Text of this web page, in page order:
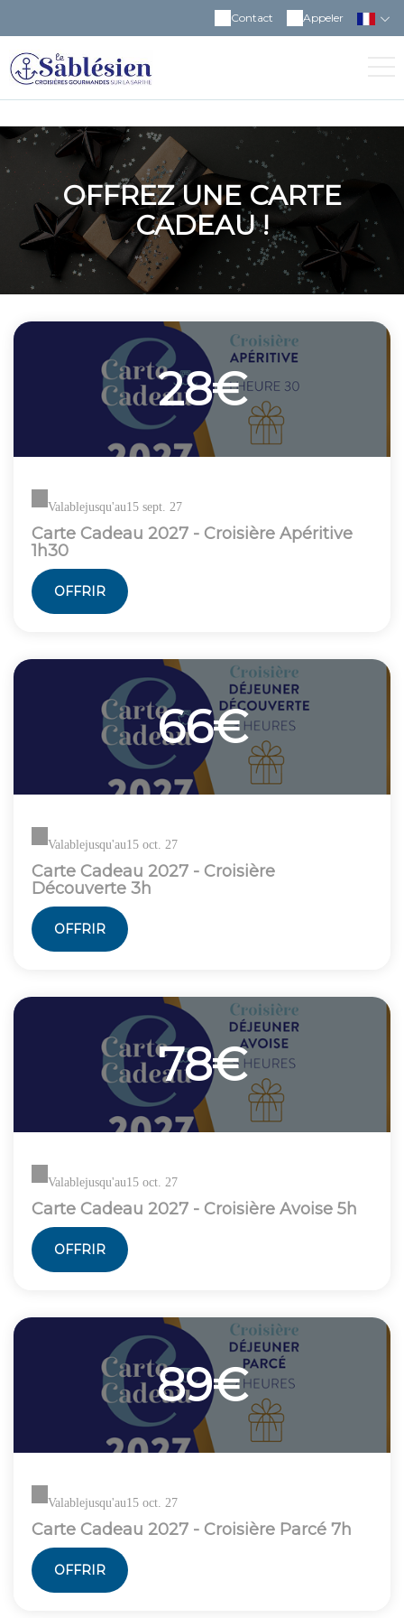
Appeler
Contact
OFFREZ UNE CARTE
CADEAU !
28€
Valablejusqu'au15 sept. 27
Carte Cadeau 2027 - Croisière Apéritive
1h30
OFFRIR
66€
Valablejusqu'au15 oct. 27
Carte Cadeau 2027 - Croisière
Découverte 3h
OFFRIR
78€
Valablejusqu'au15 oct. 27
Carte Cadeau 2027 - Croisière Avoise 5h
OFFRIR
89€
Valablejusqu'au15 oct. 27
Carte Cadeau 2027 - Croisière Parcé 7h
OFFRIR